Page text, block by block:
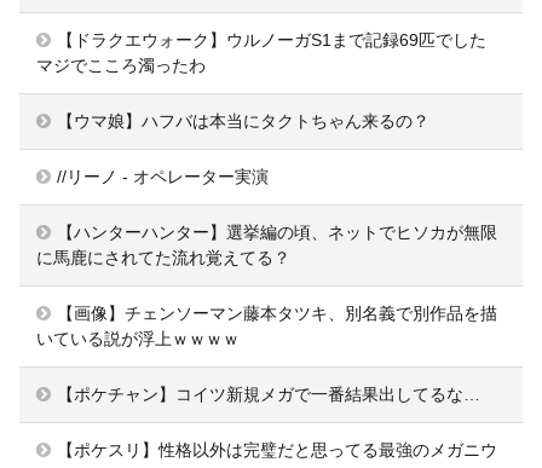
【ドラクエウォーク】ウルノーガS1まで記録69匹でした
マジでこころ濁ったわ
【ウマ娘】ハフバは本当にタクトちゃん来るの？
//リーノ - オペレーター実演
【ハンターハンター】選挙編の頃、ネットでヒソカが無限
に馬鹿にされてた流れ覚えてる？
【画像】チェンソーマン藤本タツキ、別名義で別作品を描
いている説が浮上ｗｗｗｗ
【ポケチャン】コイツ新規メガで一番結果出してるな…
【ポケスリ】性格以外は完璧だと思ってる最強のメガニウ